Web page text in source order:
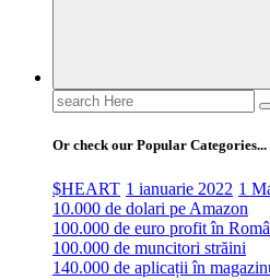
Search
for:
Or check our Popular Categories...
$HEART 1 ianuarie 2022 1
10.000 de dolari pe Amazon
100.000 de euro profit în
100.000 de muncitori străini
140.000 de aplicații în